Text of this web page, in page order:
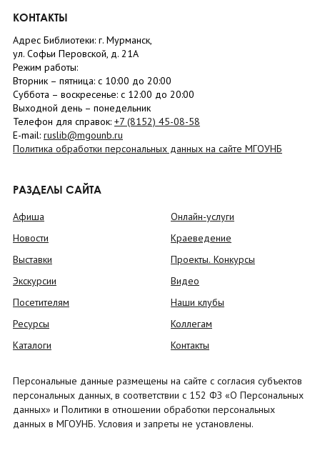
КОНТАКТЫ
Адрес Библиотеки: г. Мурманск,
ул. Софьи Перовской, д. 21А
Режим работы:
Вторник – пятница: с 10:00 до 20:00
Суббота – воскресенье: c 12:00 до 20:00
Выходной день – понедельник
Телефон для справок: +7 (8152) 45-08-58
E-mail: ruslib@mgounb.ru
Политика обработки персональных данных на сайте МГОУНБ
РАЗДЕЛЫ САЙТА
Афиша
Новости
Выставки
Экскурсии
Посетителям
Ресурсы
Каталоги
Онлайн-услуги
Краеведение
Проекты. Конкурсы
Видео
Наши клубы
Коллегам
Контакты
Персональные данные размещены на сайте с согласия субъектов
персональных данных, в соответствии с 152 ФЗ «О Персональных
данных» и Политики в отношении обработки персональных
данных в МГОУНБ. Условия и запреты не установлены.